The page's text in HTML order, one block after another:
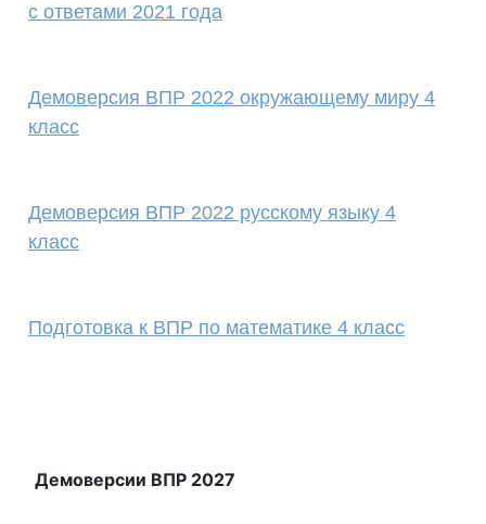
с ответами 2021 года
Демоверсия ВПР 2022 окружающему миру 4
класс
Демоверсия ВПР 2022 русскому языку 4
класс
Подготовка к ВПР по математике 4 класс
Демоверсии ВПР 2027